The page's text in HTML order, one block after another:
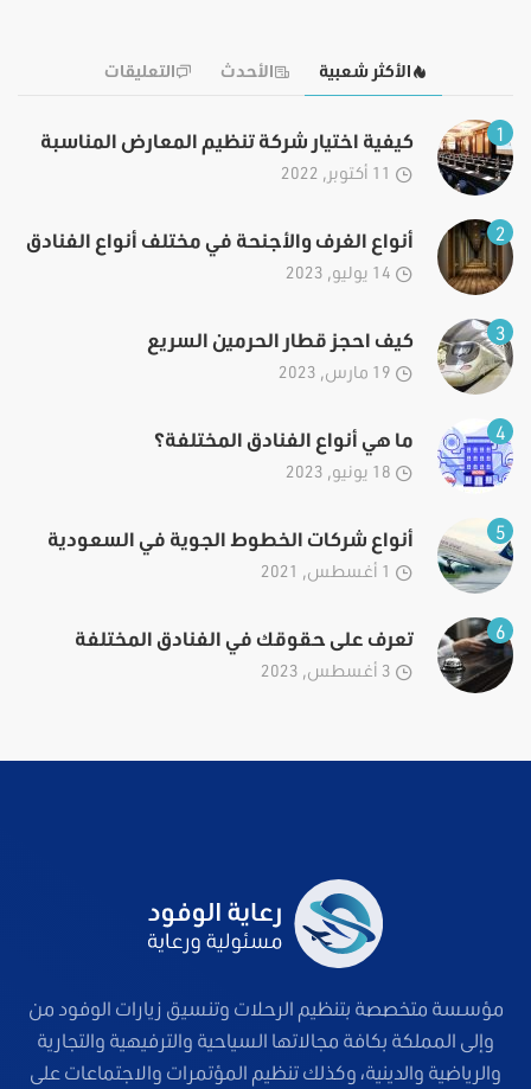
الأكثر شعبية الأحدث التعليقات
1 كيفية اختيار شركة تنظيم المعارض المناسبة
2 أنواع الغرف والأجنحة في مختلف أنواع الفنادق
3 كيف احجز قطار الحرمين السريع
4 ما هي أنواع الفنادق المختلفة؟
5 أنواع شركات الخطوط الجوية في السعودية
6 تعرف على حقوقك في الفنادق المختلفة
مؤسسة متخصصة بتنظيم الرحلات وتنسيق زيارات الوفود من
وإلى المملكة بكافة مجالاتها السياحية والترفيهية والتجارية
والرياضية والدينية، وكذلك تنظيم المؤتمرات والاجتماعات على